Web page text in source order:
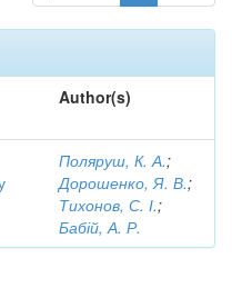
Author(s)
Поляруш, К. А.;
Дорошенко, Я. В.;
Тихонов, С. І.;
Бабій, А. Р.